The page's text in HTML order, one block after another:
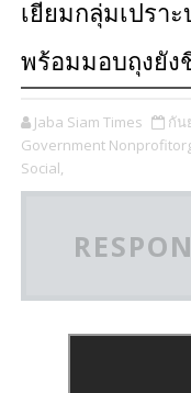
เยี่ยมกลุ่มเปรา
พร้อมมอบถุงยัง
Jaba Siam Times กัน
Government
Social,